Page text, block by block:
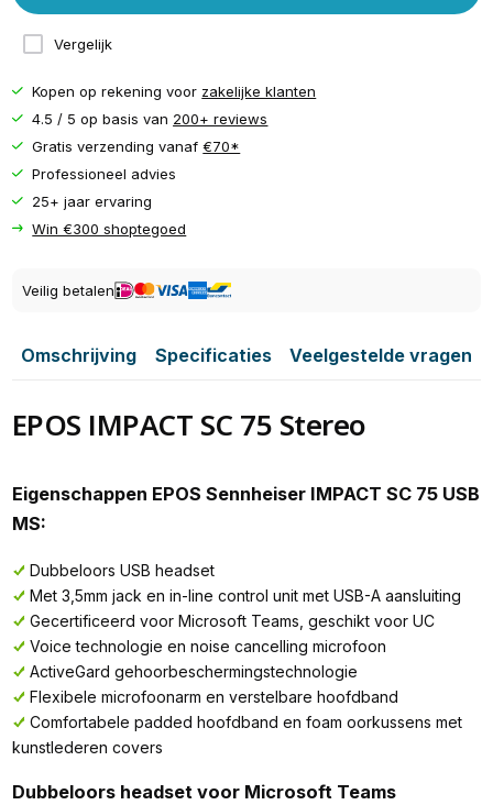
Vergelijk
Kopen op rekening voor zakelijke klanten
4.5 / 5 op basis van 200+ reviews
Gratis verzending vanaf€70*
Professioneel advies
25+ jaar ervaring
Win €300 shoptegoed
Veilig betalen
Omschrijving Specificaties Veelgestelde vragen
EPOS IMPACT SC 75 Stereo
Eigenschappen EPOS Sennheiser IMPACT SC 75 USB
MS:
Dubbeloors USB headset
Met 3,5mm jack en in-line control unit met USB-A aansluiting
Gecertificeerd voor Microsoft Teams, geschikt voor UC
Voice technologie en noise cancelling microfoon
ActiveGard gehoorbeschermingstechnologie
Flexibele microfoonarm en verstelbare hoofdband
Comfortabele padded hoofdband en foam oorkussens met
kunstlederen covers
Dubbeloors headset voor Microsoft Teams